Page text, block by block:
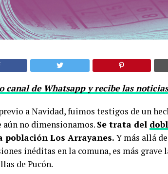
canal de Whatsapp y recibe las
a Navidad, fuimos testigos de un
aún no dimensionamos. Se trata del
población Los Arrayanes. Y más allá
inéditas en la comuna, es más grave
de Pucón.